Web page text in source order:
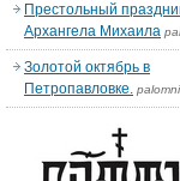
Престольный
Архангела Михаила
Золотой октябрь в
Петропавловке.